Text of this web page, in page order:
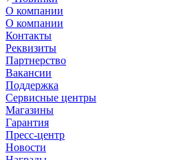
О компании
О компании
Контакты
Реквизиты
Партнерство
Вакансии
Поддержка
Сервисные центры
Магазины
Гарантия
Пресс-центр
Новости